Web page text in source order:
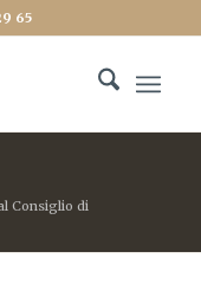
65
Consiglio di